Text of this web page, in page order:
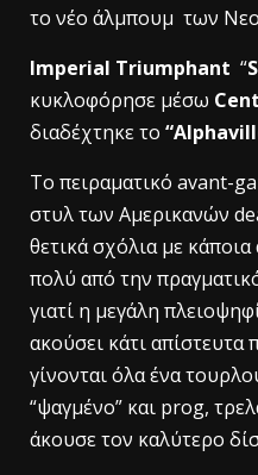
το νέο άλμπουμ των
Imperial Triumphant “
κυκλοφόρησε μέσω
διαδέχτηκε το
Το πειραματικό avant-
στυλ των Αμερικανών
θετικά σχόλια με
πολύ από την
γιατί η μεγάλη
ακούσει κάτι απίστευτα
γίνονται όλα ένα
“ψαγμένο” και prog,
άκουσε τον καλύτερο